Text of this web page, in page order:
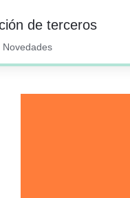
de terceros
Novedades